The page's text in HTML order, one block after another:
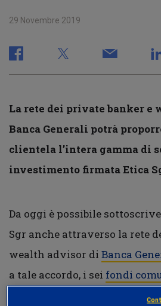
29 Novembre 2019
La rete dei private banker e
Banca Generali potrà
clientela l’intera gamma di
investimento firmata Etica
Da oggi è possibile
Sgr anche attraverso la rete
wealth advisor di Banca
a tale accordo, i sei fondi
di diritto italiano di Etica Sgr